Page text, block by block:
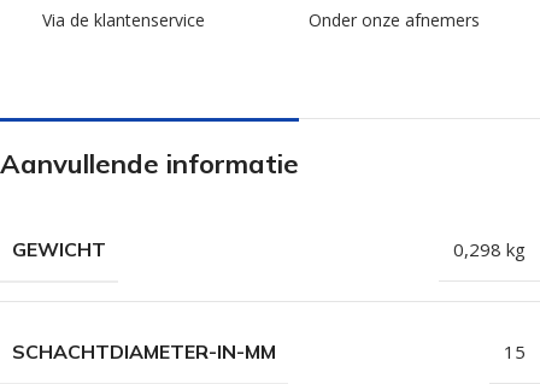
Via de klantenservice Onder onze afnemers
Aanvullende informatie
GEWICHT 0,298 kg
SCHACHTDIAMETER-IN-MM 15